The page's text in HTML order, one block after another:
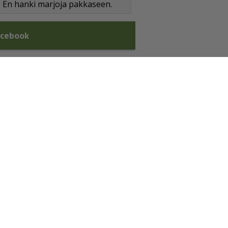
En hanki marjoja pakkaseen.